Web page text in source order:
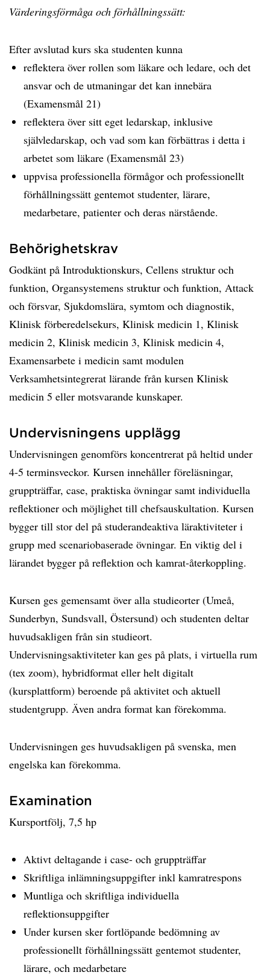
Värderingsförmåga och förhållningssätt:
Efter avslutad kurs ska studenten kunna
reflektera över rollen som läkare och ledare, och det
ansvar och de utmaningar det kan innebära
(Examensmål 21)
reflektera över sitt eget ledarskap, inklusive
självledarskap, och vad som kan förbättras i detta i
arbetet som läkare (Examensmål 23)
uppvisa professionella förmågor och professionellt
förhållningssätt gentemot studenter, lärare,
medarbetare, patienter och deras närstående.
Behörighetskrav
Godkänt på Introduktionskurs, Cellens struktur och
funktion, Organsystemens struktur och funktion, Attack
och försvar, Sjukdomslära, symtom och diagnostik,
Klinisk förberedelsekurs, Klinisk medicin 1, Klinisk
medicin 2, Klinisk medicin 3, Klinisk medicin 4,
Examensarbete i medicin samt modulen
Verksamhetsintegrerat lärande från kursen Klinisk
medicin 5 eller motsvarande kunskaper.
Undervisningens upplägg
Undervisningen genomförs koncentrerat på heltid under
4-5 terminsveckor. Kursen innehåller föreläsningar,
gruppträffar, case, praktiska övningar samt individuella
reflektioner och möjlighet till chefsauskultation. Kursen
bygger till stor del på studerandeaktiva läraktiviteter i
grupp med scenariobaserade övningar. En viktig del i
lärandet bygger på reflektion och kamrat-återkoppling.
Kursen ges gemensamt över alla studieorter (Umeå,
Sunderbyn, Sundsvall, Östersund) och studenten deltar
huvudsakligen från sin studieort.
Undervisningsaktiviteter kan ges på plats, i virtuella rum
(tex zoom), hybridformat eller helt digitalt
(kursplattform) beroende på aktivitet och aktuell
studentgrupp. Även andra format kan förekomma.
Undervisningen ges huvudsakligen på svenska, men
engelska kan förekomma.
Examination
Kursportfölj, 7,5 hp
Aktivt deltagande i case- och gruppträffar
Skriftliga inlämningsuppgifter inkl kamratrespons
Muntliga och skriftliga individuella
reflektionsuppgifter
Under kursen sker fortlöpande bedömning av
professionellt förhållningssätt gentemot studenter,
lärare, och medarbetare